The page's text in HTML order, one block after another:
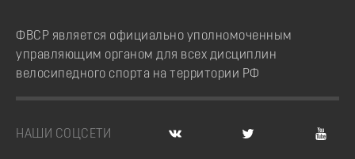
ФВСР является официально уполномоченным
управляющим органом для всех дисциплин
велосипедного спорта на территории РФ
НАШИ СОЦСЕТИ